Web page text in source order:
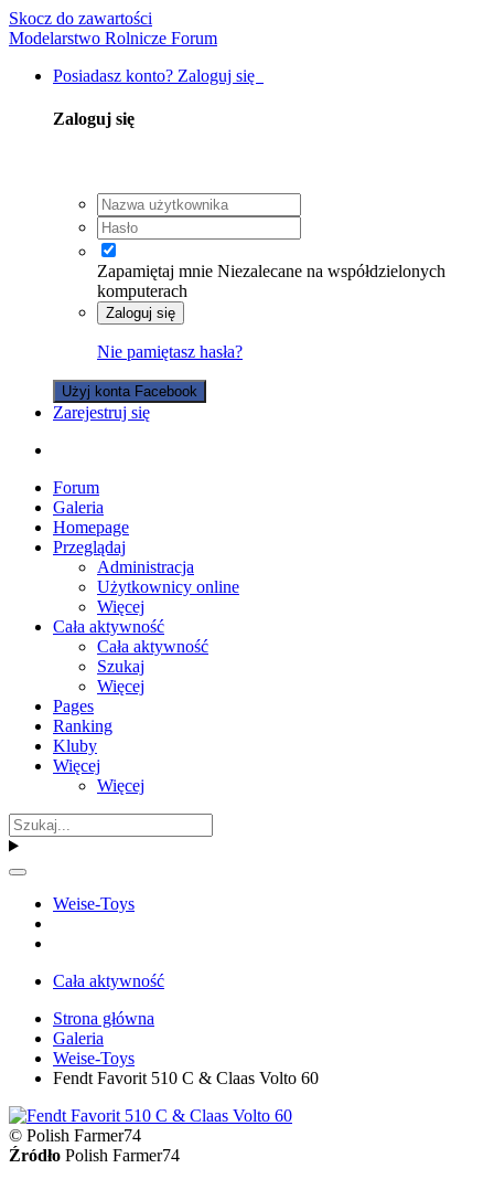
Skocz do zawartości
Modelarstwo Rolnicze Forum
Posiadasz konto? Zaloguj się
Zaloguj się
Zapamiętaj mnie Niezalecane na współdzielonych
komputerach
Zaloguj się
Nie pamiętasz hasła?
Użyj konta Facebook
Zarejestruj się
Forum
Galeria
Homepage
Przeglądaj
Administracja
Użytkownicy online
Więcej
Cała aktywność
Cała aktywność
Szukaj
Więcej
Pages
Ranking
Kluby
Więcej
Więcej
Weise-Toys
Cała aktywność
Strona główna
Galeria
Weise-Toys
Fendt Favorit 510 C & Claas Volto 60
© Polish Farmer74
Źródło Polish Farmer74